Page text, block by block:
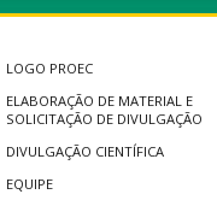
LOGO PROEC
ELABORAÇÃO DE MATERIAL E
SOLICITAÇÃO DE DIVULGAÇÃO
DIVULGAÇÃO CIENTÍFICA
EQUIPE